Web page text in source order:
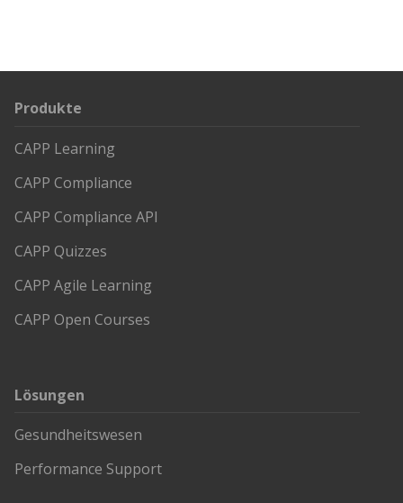
Produkte
CAPP Learning
CAPP Compliance
CAPP Compliance API
CAPP Quizzes
CAPP Agile Learning
CAPP Open Courses
Lösungen
Gesundheitswesen
Performance Support